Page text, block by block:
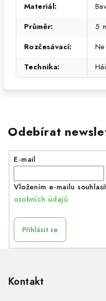
Materiál:
Průměr:
5
Rozčesávací:
Ne
Technika:
Odebírat
E-mail
Vložením e-mailu
osobních údajů
Přihlásit se
Kontakt